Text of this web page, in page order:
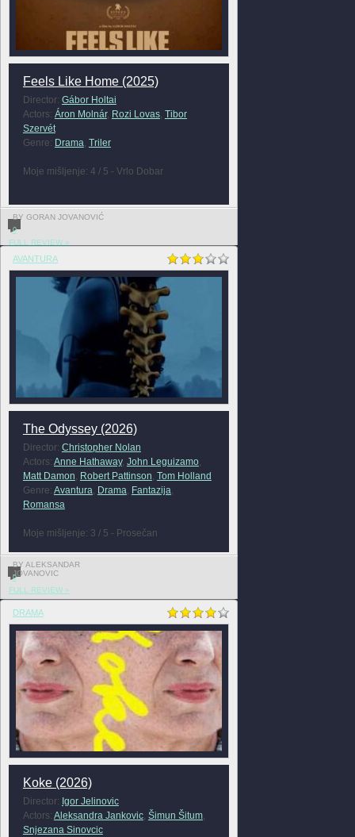
Feels Like Home (2025)
Director: Gábor Holtai
Actors: Áron Molnár, Rozi Lovas, Tibor
Szervét
Genre: Drama, Triler
Moje mišljenje: 4 / 5 - Vrlo Dobar
BY GORAN JOVANOVIĆ
0
FULL REVIEW »
AVANTURA
The Odyssey (2026)
Director: Christopher Nolan
Actors: Anne Hathaway, John Leguizamo,
Matt Damon, Robert Pattinson, Tom Holland
Genre: Avantura, Drama, Fantazija,
Romansa
Moje mišljenje: 3 / 5 - Prosečan
BY ALEKSANDAR
JOVANOVIC
0
FULL REVIEW »
DRAMA
Koke (2026)
Director: Igor Jelinovic
Actors: Aleksandra Jankovic, Šimun Šitum,
Snjezana Sinovcic